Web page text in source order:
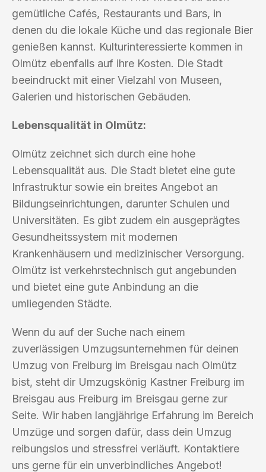
gemütliche Cafés, Restaurants und Bars, in
denen du die lokale Küche und das regionale Bier
genießen kannst. Kulturinteressierte kommen in
Olmütz ebenfalls auf ihre Kosten. Die Stadt
beeindruckt mit einer Vielzahl von Museen,
Galerien und historischen Gebäuden.
Lebensqualität in Olmütz:
Olmütz zeichnet sich durch eine hohe
Lebensqualität aus. Die Stadt bietet eine gute
Infrastruktur sowie ein breites Angebot an
Bildungseinrichtungen, darunter Schulen und
Universitäten. Es gibt zudem ein ausgeprägtes
Gesundheitssystem mit modernen
Krankenhäusern und medizinischer Versorgung.
Olmütz ist verkehrstechnisch gut angebunden
und bietet eine gute Anbindung an die
umliegenden Städte.
Wenn du auf der Suche nach einem
zuverlässigen Umzugsunternehmen für deinen
Umzug von Freiburg im Breisgau nach Olmütz
bist, steht dir Umzugskönig Kastner Freiburg im
Breisgau aus Freiburg im Breisgau gerne zur
Seite. Wir haben langjährige Erfahrung im Bereich
Umzüge und sorgen dafür, dass dein Umzug
reibungslos und stressfrei verläuft. Kontaktiere
uns gerne für ein unverbindliches Angebot!